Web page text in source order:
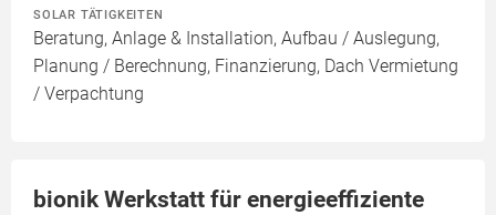
SOLAR TÄTIGKEITEN
Beratung, Anlage & Installation, Aufbau / Auslegung,
Planung / Berechnung, Finanzierung, Dach Vermietung
/ Verpachtung
bionik Werkstatt für energieeffiziente